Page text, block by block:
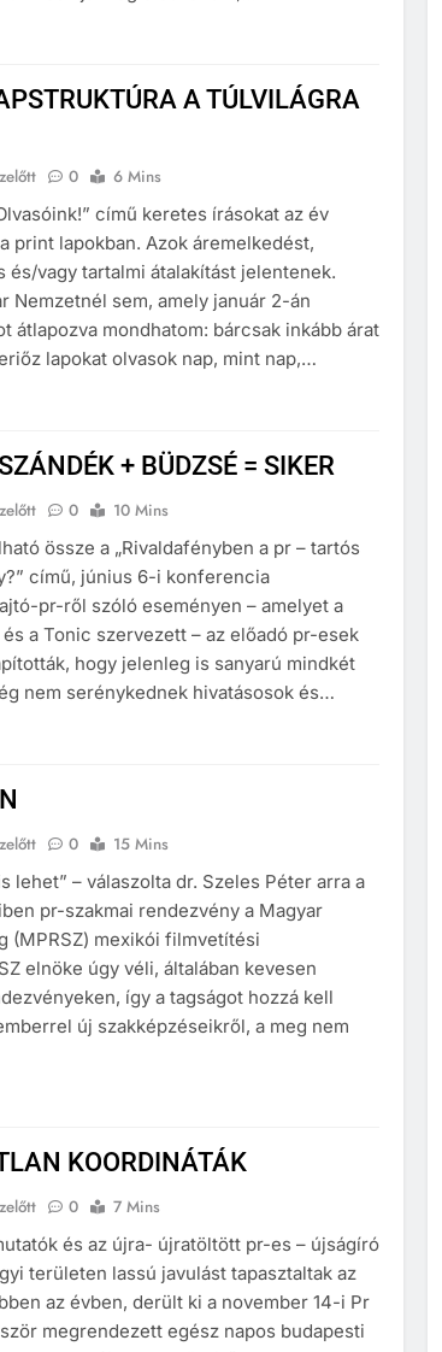
A TÚLVILÁGRA
0
6 Mins
című keretes írásokat az év
print lapokban. Azok áremelkedést,
vagy tartalmi átalakítást jelentenek.
Nemzetnél sem, amely január 2-án
átlapozva mondhatom: bárcsak inkább árat
lapokat olvasok nap, mint nap,…
+ BÜDZSÉ = SIKER
0
10 Mins
össze a „Rivaldafényben a pr – tartós
című, június 6-i konferencia
pr-ről szóló eseményen – amelyet a
a Tonic szervezett – az előadó pr-esek
hogy jelenleg is sanyarú mindkét
nem serénykednek hivatásosok és…
0
15 Mins
lehet” – válaszolta dr. Szeles Péter arra a
pr-szakmai rendezvény a Magyar
(MPRSZ) mexikói filmvetítési
elnöke úgy véli, általában kevesen
így a tagságot hozzá kell
új szakképzéseikről, a meg nem
KOORDINÁTÁK
0
7 Mins
és az újra- újratöltött pr-es – újságíró
területen lassú javulást tapasztaltak az
az évben, derült ki a november 14-i Pr
megrendezett egész napos budapesti